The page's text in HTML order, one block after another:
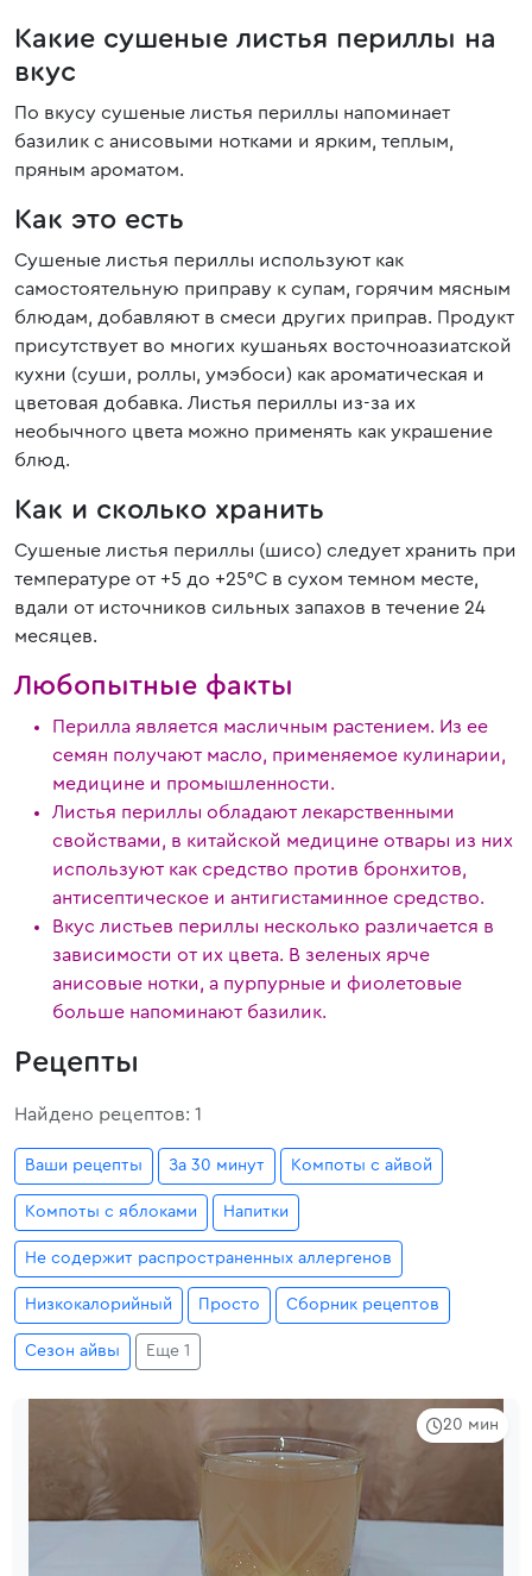
Какие сушеные листья периллы на
вкус
По вкусу сушеные листья периллы напоминает
базилик с анисовыми нотками и ярким, теплым,
пряным ароматом.
Как это есть
Сушеные листья периллы используют как
самостоятельную приправу к супам, горячим мясным
блюдам, добавляют в смеси других приправ. Продукт
присутствует во многих кушаньях восточноазиатской
кухни (суши, роллы, умэбоси) как ароматическая и
цветовая добавка. Листья периллы из-за их
необычного цвета можно применять как украшение
блюд.
Как и сколько хранить
Сушеные листья периллы (шисо) следует хранить при
температуре от +5 до +25°С в сухом темном месте,
вдали от источников сильных запахов в течение 24
месяцев.
Любопытные факты
Перилла является масличным растением. Из ее
семян получают масло, применяемое кулинарии,
медицине и промышленности.
Листья периллы обладают лекарственными
свойствами, в китайской медицине отвары из них
используют как средство против бронхитов,
антисептическое и антигистаминное средство.
Вкус листьев периллы несколько различается в
зависимости от их цвета. В зеленых ярче
анисовые нотки, а пурпурные и фиолетовые
больше напоминают базилик.
Рецепты
Найдено рецептов: 1
Ваши рецепты За 30 минут Компоты с айвой
Компоты с яблоками Напитки
Не содержит распространенных аллергенов
Низкокалорийный Просто Сборник рецептов
Сезон айвы Еще 1
20 мин